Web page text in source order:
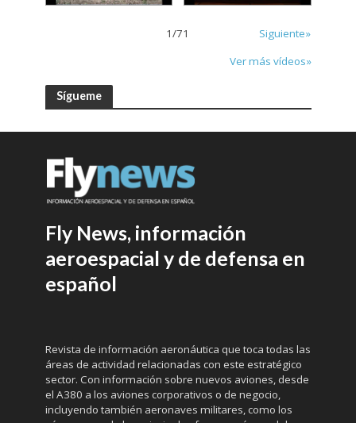
1/71
Siguiente»
Ver más vídeos»
Sígueme
Fly News, información
aeroespacial y de defensa en
español
Revista de información aeronáutica que toca todas las
áreas de actividad relacionadas con este estratégico
sector. Con información sobre nuevos aviones, desde
el A380 a los aviones corporativos o de negocio,
incluyendo también aeronaves militares, como los